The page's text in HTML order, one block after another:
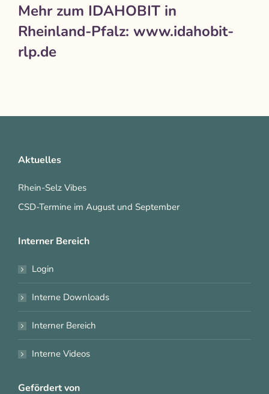
Mehr zum IDAHOBIT in
Rheinland-Pfalz: www.idahobit-
rlp.de
Aktuelles
Rhein-Selz Vibes
CSD-Termine im August und September
Interner Bereich
Login
Interne Downloads
Interner Bereich
Interne Videos
Gefördert von